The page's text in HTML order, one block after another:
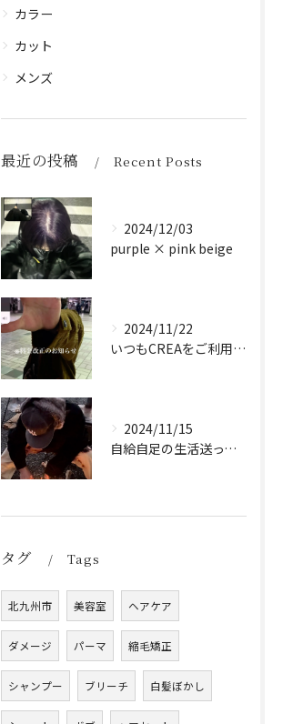
カラー
カット
メンズ
最近の投稿 Recent Posts
2024/12/03
purple × pink beige
2024/11/22
いつもCREAをご利用頂き誠に有難う御座います！
2024/11/15
自給自足の生活送ってます
タグ Tags
北九州市 美容室 ヘアケア
ダメージ パーマ 縮毛矯正
シャンプー ブリーチ 白髪ぼかし